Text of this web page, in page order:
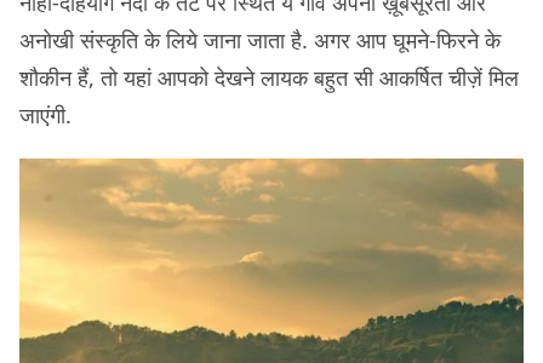
अनोखी संस्कृति के लिये जाना जाता है. अगर आप घूमने-फिरने के
शौकीन हैं, तो यहां आपको देखने लायक बहुत सी आकर्षित चीज़ें मिल
जाएंगी.